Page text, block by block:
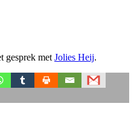
gesprek met Jolies Heij.